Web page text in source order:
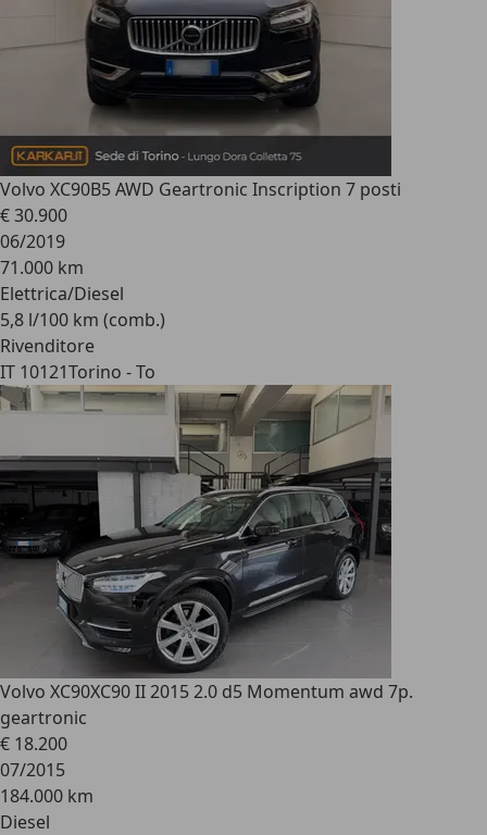
Volvo XC90B5 AWD Geartronic Inscription 7 posti
€ 30.900
06/2019
71.000 km
Elettrica/Diesel
5,8 l/100 km (comb.)
Rivenditore
IT 10121Torino - To
Volvo XC90XC90 II 2015 2.0 d5 Momentum awd 7p.
geartronic
€ 18.200
07/2015
184.000 km
Diesel